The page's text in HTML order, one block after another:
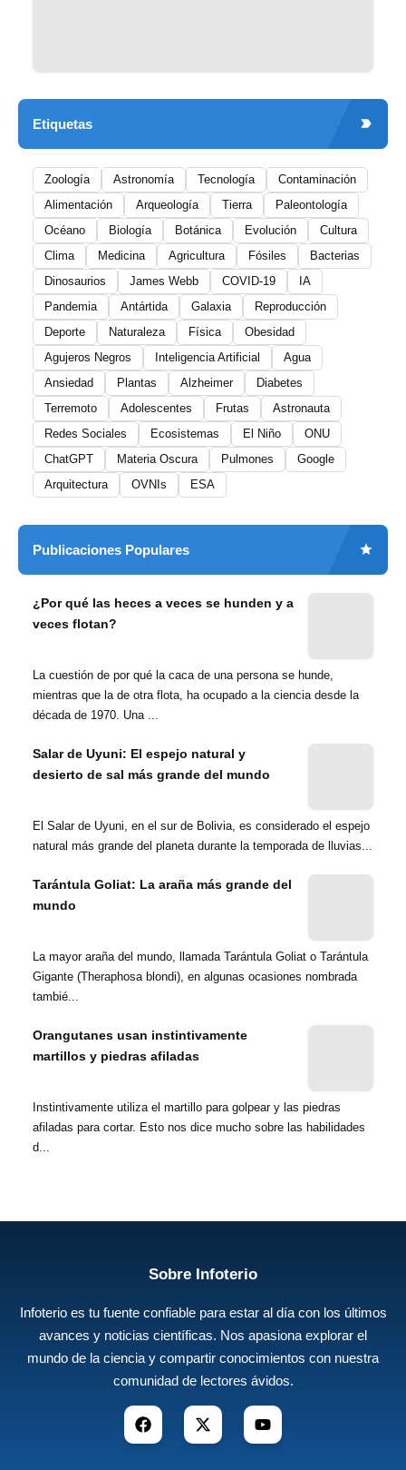
Etiquetas
Zoología Astronomía Tecnología
Contaminación
Alimentación
Arqueología Tierra
Paleontología
Océano
Biología Botánica Evolución
Cultura
Clima
Medicina Agricultura Fósiles
Bacterias
Dinosaurios
James Webb COVID-19
IA
Pandemia
Antártida Galaxia
Reproducción
Deporte
Naturaleza Física
Obesidad
Agujeros Negros
Inteligencia Artificial
Agua
Ansiedad
Plantas Alzheimer
Diabetes
Terremoto
Adolescentes Frutas
Astronauta
Redes Sociales
Ecosistemas El Niño
ONU
ChatGPT
Materia Oscura Pulmones
Google
Arquitectura
OVNIs ESA
Publicaciones Populares
¿Por qué las heces a veces se hunden y a
veces flotan?
La cuestión de por qué la caca de una persona se hunde,
mientras que la de otra flota, ha ocupado a la ciencia desde la
década de 1970. Una ...
Salar de Uyuni: El espejo natural y
desierto de sal más grande del mundo
El Salar de Uyuni, en el sur de Bolivia, es considerado el espejo
natural más grande del planeta durante la temporada de lluvias...
Tarántula Goliat: La araña más grande del
mundo
La mayor araña del mundo, llamada Tarántula Goliat o Tarántula
Gigante (Theraphosa blondi), en algunas ocasiones nombrada
tambié...
Orangutanes usan instintivamente
martillos y piedras afiladas
Instintivamente utiliza el martillo para golpear y las piedras
afiladas para cortar. Esto nos dice mucho sobre las habilidades
d...
Sobre Infoterio
Infoterio es tu fuente confiable para estar al día con los últimos
avances y noticias científicas. Nos apasiona explorar el
mundo de la ciencia y compartir conocimientos con nuestra
comunidad de lectores ávidos.